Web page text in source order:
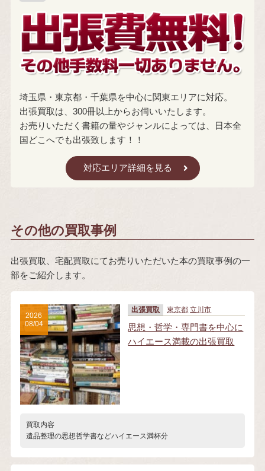
埼玉県・東京都・千葉県を中心に関東エリアに対応。
出張買取は、300冊以上からお伺いいたします。
お売りいただく書籍の量やジャンルによっては、日本全
国どこへでも出張致します！！
対応エリア詳細を見る
その他の買取事例
出張買取、宅配買取にてお売りいただいた本の買取事例の一
部をご紹介します。
出張買取 東京都 立川市
思想・哲学・専門書を中心に
ハイエース満載の出張買取
買取内容
遺品整理の思想哲学書などハイエース満杯分
2026
08/04